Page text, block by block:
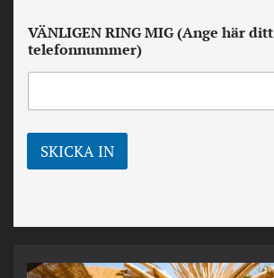
l
k
o
r
e
t
t
r
VÄNLIGEN RING MIG (Ange här ditt
telefonnummer)
SKICKA IN